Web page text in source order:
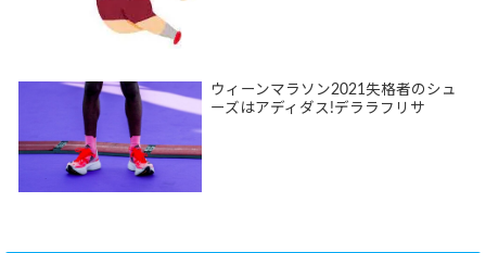
ウィーンマラソン2021失格者のシュ
ーズはアディダス!デララフリサ